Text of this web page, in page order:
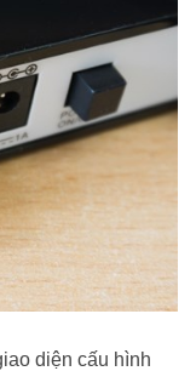
diện cấu hình